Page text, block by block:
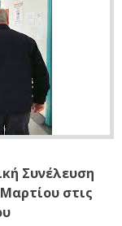
Συνέλευση
στις